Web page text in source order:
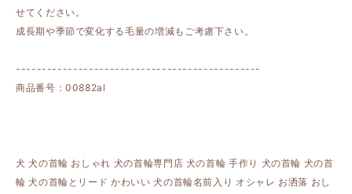
せてください。
成長期や季節で変化する毛量の増減もご考慮下さい。
-----------------------------------------------
商品番号：00882al
犬 犬の首輪 おしゃれ 犬の首輪専門店 犬の首輪 手作り 犬の首輪 犬の首
輪 犬の首輪とリード かわいい 犬の首輪名前入り オシャレ お洒落 おし